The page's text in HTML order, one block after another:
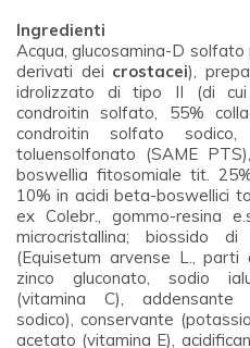
Ingredienti
Acqua, glucosamina-D
derivati dei crostacei),
idrolizzato di tipo II (di cui
condroitin solfato, 55%
condroitin solfato sodico,
toluensolfonato (SAME
boswellia fitosomiale tit.
10% in acidi beta-boswellici
ex Colebr., gommo-resina
microcristallina; biossido
(Equisetum arvense L.,
zinco gluconato, sodio
(vitamina C), addensante
sodico), conservante
acetato (vitamina E),